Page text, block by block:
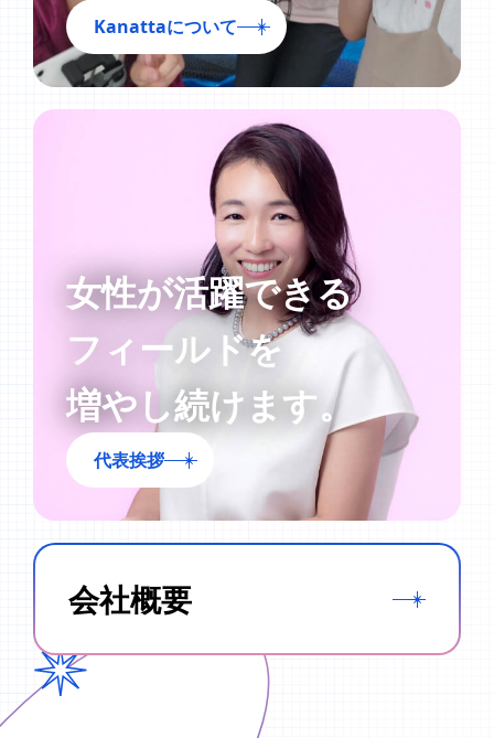
Kanattaについて
女性が活躍できる
フィールドを
増やし続けます。
代表挨拶
会社概要